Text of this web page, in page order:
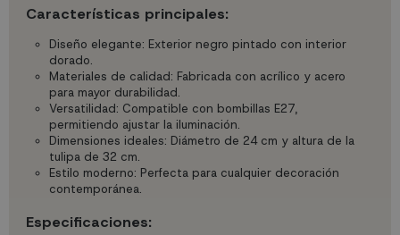
Características principales:
Diseño elegante: Exterior negro pintado con interior
dorado.
Materiales de calidad: Fabricada con acrílico y acero
para mayor durabilidad.
Versatilidad: Compatible con bombillas E27,
permitiendo ajustar la iluminación.
Dimensiones ideales: Diámetro de 24 cm y altura de la
tulipa de 32 cm.
Estilo moderno: Perfecta para cualquier decoración
contemporánea.
Especificaciones: